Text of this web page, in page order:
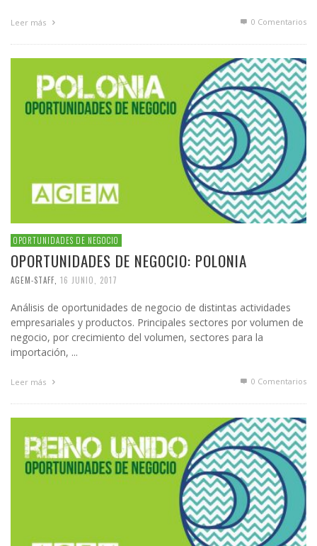
Leer más 0 Comentarios
OPORTUNIDADES DE NEGOCIO
OPORTUNIDADES DE NEGOCIO: POLONIA
AGEM-STAFF 16 JUNIO, 2017
Análisis de oportunidades de negocio de distintas actividades
empresariales y productos. Principales sectores por volumen de
negocio, por crecimiento del volumen, sectores para la
importación, ...
Leer más 0 Comentarios